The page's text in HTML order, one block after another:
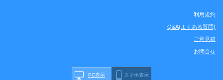
利用規約
Q&A(よくある質問)
ご意見箱
お問合せ
PC表示 スマホ表示